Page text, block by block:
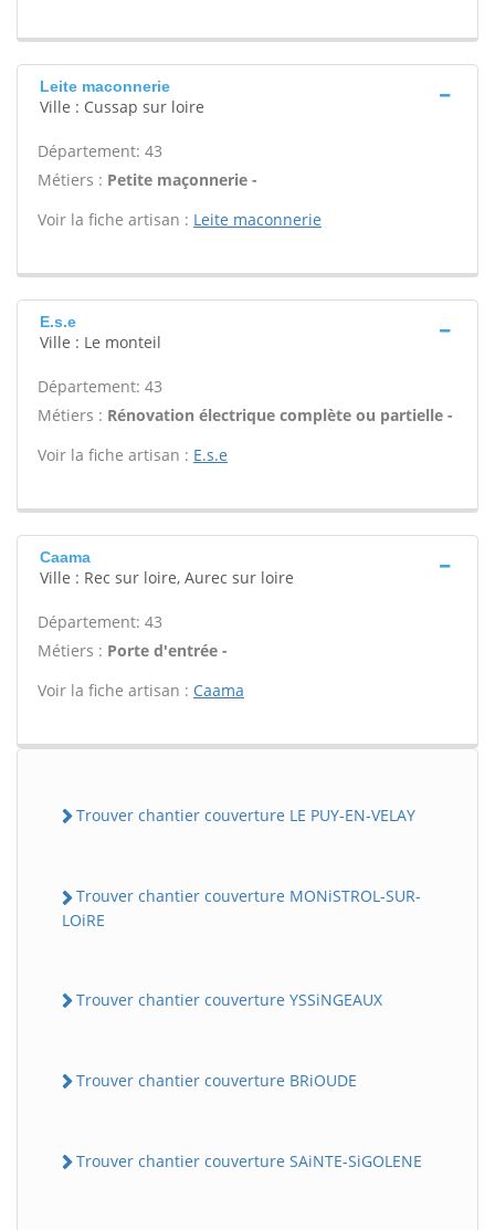
Leite maconnerie
Ville : Cussap sur loire
Département: 43
Métiers : Petite maçonnerie -
Voir la fiche artisan : Leite maconnerie
E.s.e
Ville : Le monteil
Département: 43
Métiers : Rénovation électrique complète ou partielle -
Voir la fiche artisan : E.s.e
Caama
Ville : Rec sur loire, Aurec sur loire
Département: 43
Métiers : Porte d'entrée -
Voir la fiche artisan : Caama
Trouver chantier couverture LE PUY-EN-VELAY
Trouver chantier couverture MONiSTROL-SUR-
LOiRE
Trouver chantier couverture YSSiNGEAUX
Trouver chantier couverture BRiOUDE
Trouver chantier couverture SAiNTE-SiGOLENE